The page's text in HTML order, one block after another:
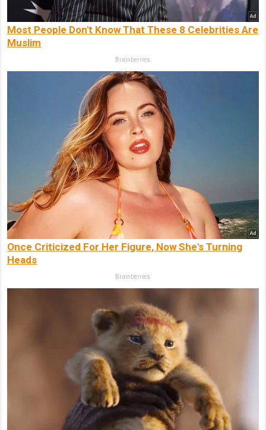
Most People Don't Know That These 8 Celebrities Are
Muslim
Brainberries
Once Criticized For Her Figure, Now She's Turning
Heads
Brainberries